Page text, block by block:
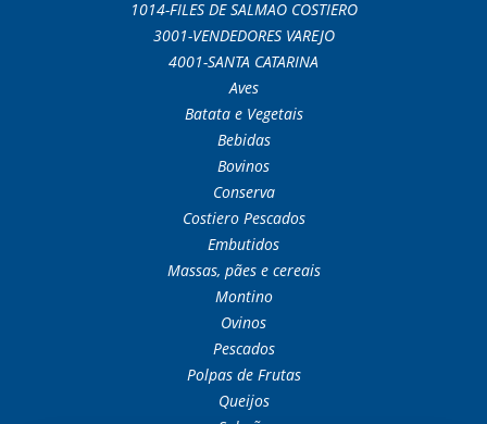
1014-FILES DE SALMAO COSTIERO
3001-VENDEDORES VAREJO
4001-SANTA CATARINA
Aves
Batata e Vegetais
Bebidas
Bovinos
Conserva
Costiero Pescados
Embutidos
Massas, pães e cereais
Montino
Ovinos
Pescados
Polpas de Frutas
Queijos